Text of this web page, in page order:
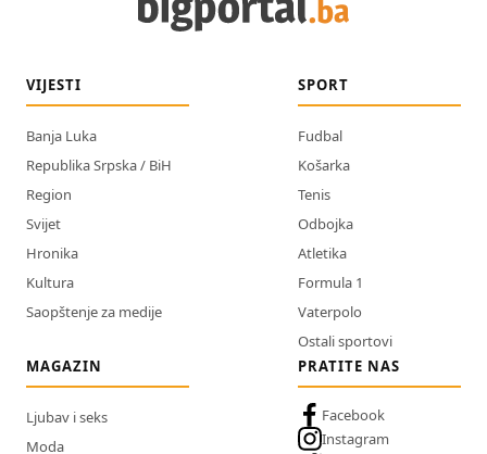
VIJESTI
Banja Luka
Republika Srpska / BiH
Region
Svijet
Hronika
Kultura
Saopštenje za medije
SPORT
Fudbal
Košarka
Tenis
Odbojka
Atletika
Formula 1
Vaterpolo
Ostali sportovi
MAGAZIN
Ljubav i seks
Moda
PRATITE NAS
Facebook
Instagram